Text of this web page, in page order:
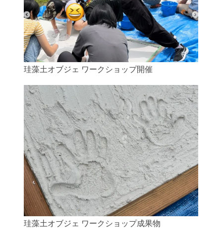
珪藻土オブジェ ワークショップ開催
珪藻土オブジェ ワークショップ成果物